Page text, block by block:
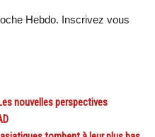
Hebdo. Inscrivez vous
nouvelles perspectives